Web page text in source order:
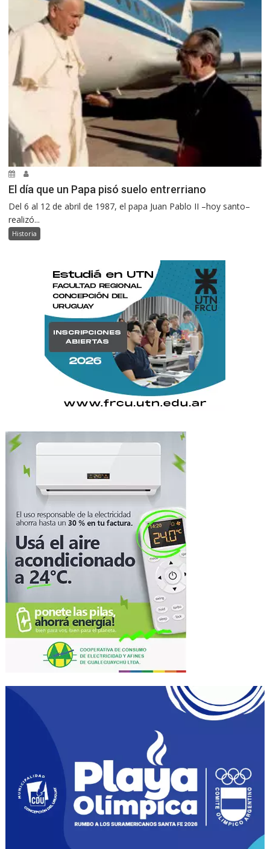
El día que un Papa pisó suelo entrerriano
Del 6 al 12 de abril de 1987, el papa Juan Pablo II –hoy santo–
realizó...
Historia